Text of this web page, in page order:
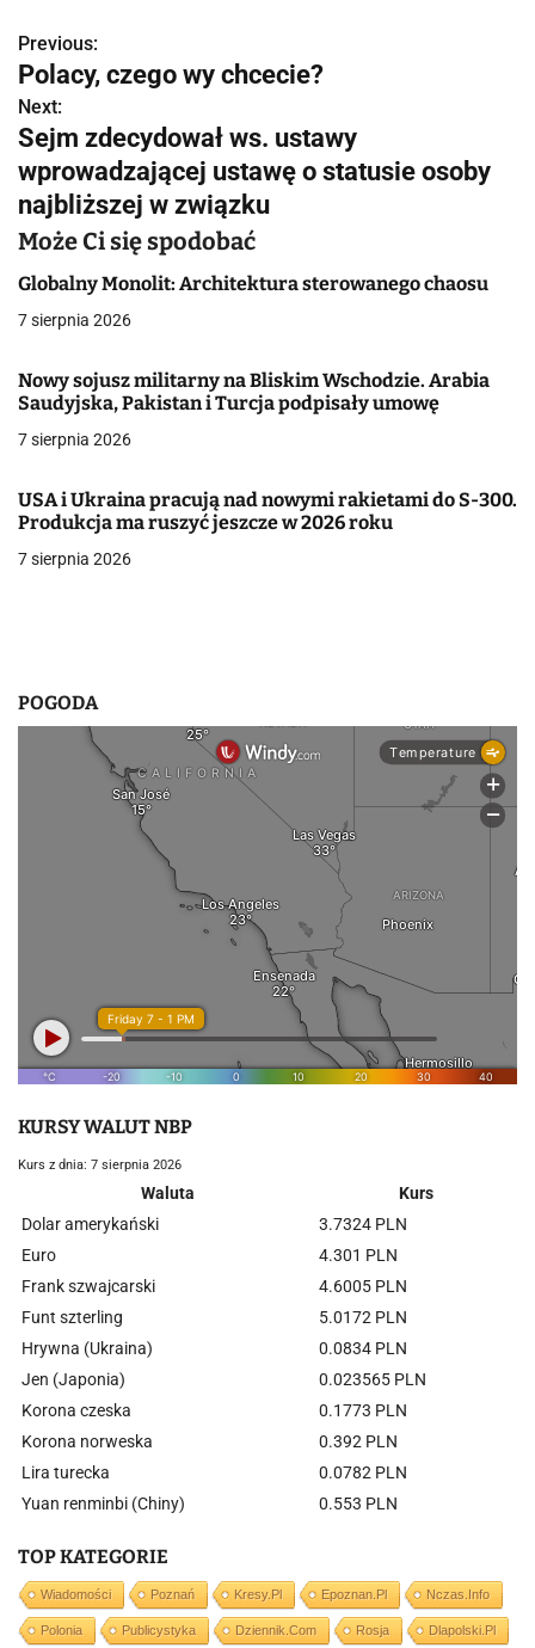
N
a
w
i
g
a
c
j
a
p
i
Previous:
Polacy, czego wy chcecie?
Next:
Sejm zdecydował ws. ustawy
wprowadzającej ustawę o statusie osoby
najbliższej w związku
Może Ci się spodobać
Globalny Monolit: Architektura sterowanego chaosu
7 sierpnia 2026
Nowy sojusz militarny na Bliskim Wschodzie. Arabia
Saudyjska, Pakistan i Turcja podpisały umowę
7 sierpnia 2026
USA i Ukraina pracują nad nowymi rakietami do S-300.
Produkcja ma ruszyć jeszcze w 2026 roku
7 sierpnia 2026
POGODA
KURSY WALUT NBP
Kurs z dnia: 7 sierpnia 2026
Waluta
Kurs
Dolar amerykański
3.7324 PLN
Euro
4.301 PLN
Frank szwajcarski
4.6005 PLN
Funt szterling
5.0172 PLN
Hrywna (Ukraina)
0.0834 PLN
Jen (Japonia)
0.023565 PLN
Korona czeska
0.1773 PLN
Korona norweska
0.392 PLN
Lira turecka
0.0782 PLN
Yuan renminbi (Chiny)
0.553 PLN
TOP KATEGORIE
Wiadomości Poznań Kresy.pl Epoznan.pl Nczas.info
Polonia Publicystyka Dziennik.com Rosja Dlapolski.pl